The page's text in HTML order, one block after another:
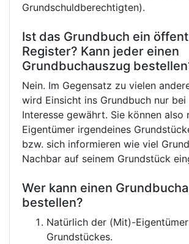
Grundschuldberechtigten).
Ist das Grundbuch ein
Register? Kann jeder einen
Grundbuchauszug
Nein. Im Gegensatz zu vielen
wird Einsicht ins Grundbuch nur
Interesse gewährt. Sie können also
Eigentümer irgendeines
bzw. sich informieren wie viel
Nachbar auf seinem Grundstück
Wer kann einen
bestellen?
Natürlich der (Mit)-
Grundstückes.